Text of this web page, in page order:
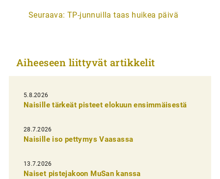
t
k
e
l
i
e
n
e
Seuraava: TP-junnuilla taas huikea päivä
Aiheeseen liittyvät artikkelit
5.8.2026
Naisille tärkeät pisteet elokuun ensimmäisestä
28.7.2026
Naisille iso pettymys Vaasassa
13.7.2026
Naiset pistejakoon MuSan kanssa